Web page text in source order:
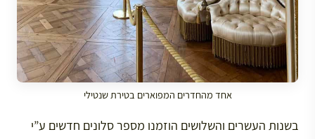
אחד מהחדרים המפוארים בטירת שנטילי
בשנות העשרים והשלושים הוזמנו מספר סלונים חדשים ע”י